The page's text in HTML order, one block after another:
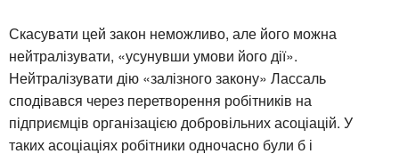
Скасувати цей закон неможливо, але його можна
нейтралізувати, «усунувши умови його дії».
Нейтралізувати дію «залізного закону» Лассаль
сподівався через перетворення робітників на
підприємців організацією добровільних асоціацій. У
таких асоціаціях робітники одночасно були б і